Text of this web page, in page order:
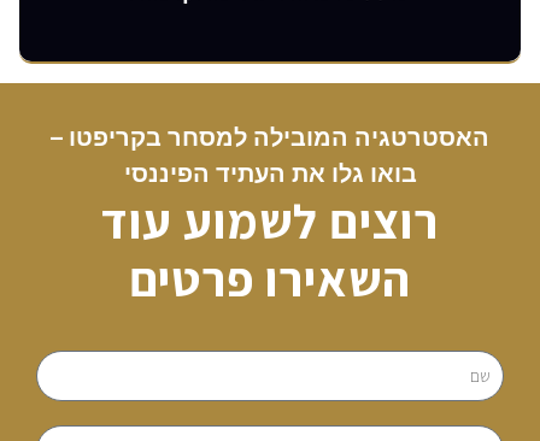
האסטרטגיה המובילה למסחר בקריפטו –
בואו גלו את העתיד הפיננסי
רוצים לשמוע עוד
השאירו פרטים